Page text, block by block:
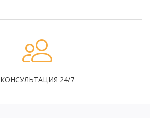
КОНСУЛЬТАЦИЯ 24/7